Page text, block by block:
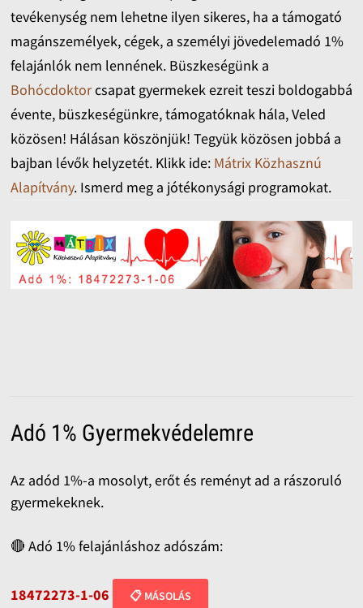
tevékenység nem lehetne ilyen sikeres, ha a támogató
magánszemélyek, cégek, a személyi jövedelemadó 1%
felajánlók nem lennének. Büszkeségünk a
Bohócdoktorcsapat gyermekek ezreit teszi boldogabbá
évente, büszkeségünkre, támogatóknak hála, Veled
közösen! Hálásan köszönjük! Tegyük közösen jobbá a
bajban lévők helyzetét. Klikk ide: Mátrix Közhasznú
Alapítvány. Ismerd meg a jótékonysági programokat.
Adó 1% Gyermekvédelemre
Az adód 1%-a mosolyt, erőt és reményt ad a rászoruló
gyermekeknek.
🔴 Adó 1% felajánláshoz adószám:
18472273-1-06 📋 MÁSOLÁS